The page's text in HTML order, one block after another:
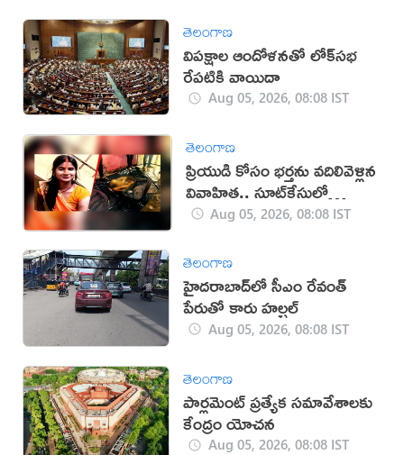
తెలంగాణ
విపక్షాల ఆందోళనతో లోక్‌సభ
రేపటికి వాయిదా
Aug 05, 2026, 08:08 IST
తెలంగాణ
ప్రియుడి కోసం భర్తను వదిలివెళ్లిన
వివాహిత.. సూట్‌కేసులో
మృతదేహం
Aug 05, 2026, 08:08 IST
తెలంగాణ
హైదరాబాద్‌లో సీఎం రేవంత్
పేరుతో కారు హల్చల్
Aug 05, 2026, 08:08 IST
తెలంగాణ
పార్లమెంట్‌ ప్రత్యేక సమావేశాలకు
కేంద్రం యోచన
Aug 05, 2026, 08:08 IST